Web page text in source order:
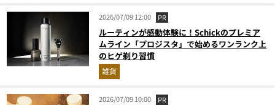
2026/07/09 12:00 PR
ルーティンが感動体験に！Schickのプレミア
ムライン「プロジスタ」で始めるワンランク上
のヒゲ剃り習慣
雑貨
2026/07/09 10:00 PR